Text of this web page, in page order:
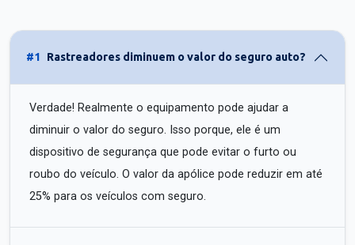
#1 Rastreadores diminuem o valor do seguro auto?
Verdade! Realmente o equipamento pode ajudar a
diminuir o valor do seguro. Isso porque, ele é um
dispositivo de segurança que pode evitar o furto ou
roubo do veículo. O valor da apólice pode reduzir em até
25% para os veículos com seguro.